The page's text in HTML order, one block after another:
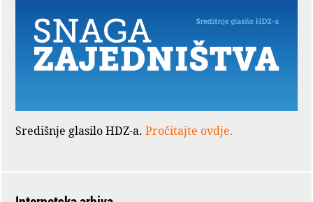
Središnje glasilo HDZ-a. Pročitajte ovdje.